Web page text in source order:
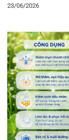
23/06/2026